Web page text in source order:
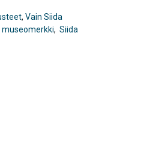
, Vain Siida
museomerkki, Siida